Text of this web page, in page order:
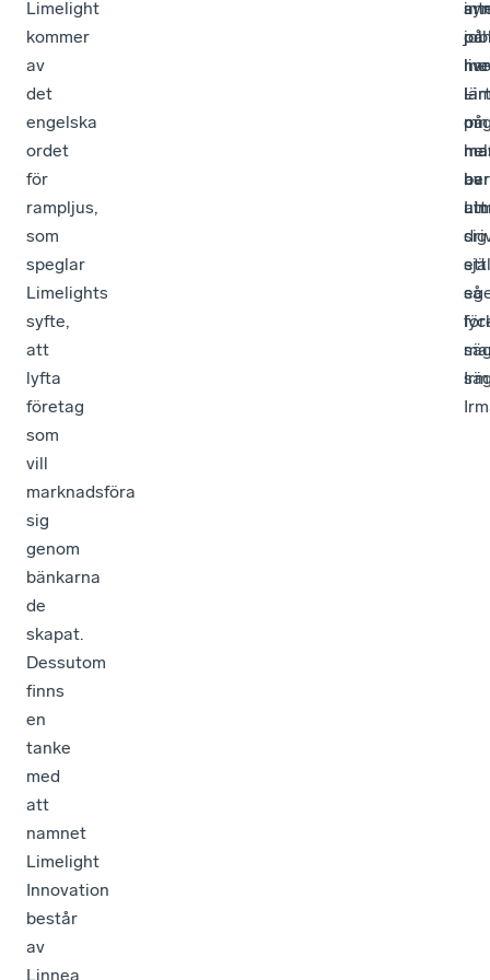
Limelight
kommer
av
det
engelska
ordet
för
rampljus,
som
speglar
Limelights
syfte,
att
lyfta
företag
som
vill
marknadsföra
sig
genom
bänkarna
de
skapat.
Dessutom
finns
en
tanke
med
att
namnet
Limelight
Innovation
består
av
Linnea
syn
på
–
om
sig
så
på
har
lärt
av
att
ett